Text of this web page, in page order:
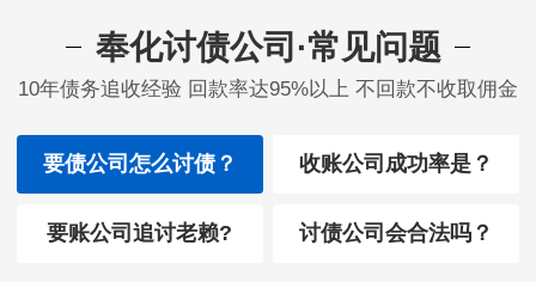
奉化讨债公司·常见问题
10年债务追收经验 回款率达95%以上 不回款不收取佣金
要债公司怎么讨债？ 收账公司成功率是？
要账公司追讨老赖? 讨债公司会合法吗？